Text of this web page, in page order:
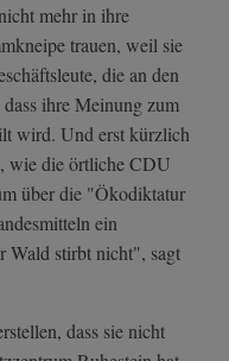
mehr in ihre
trauen, weil sie
die an den
ihre Meinung zum
wird. Und erst kürzlich
wie die örtliche CDU
über die "Ökodiktatur
ein
Wald stirbt nicht", sagt
dass sie nicht